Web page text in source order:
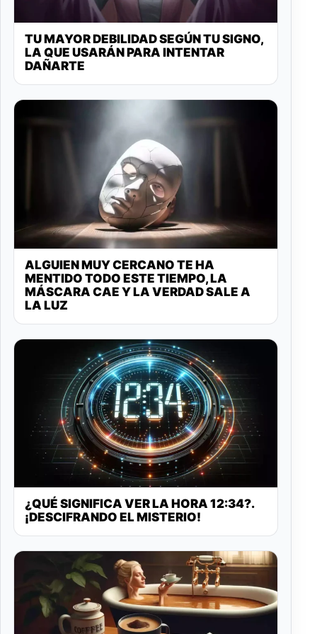
TU MAYOR DEBILIDAD SEGÚN TU SIGNO,
LA QUE USARÁN PARA INTENTAR
DAÑARTE
ALGUIEN MUY CERCANO TE HA
MENTIDO TODO ESTE TIEMPO, LA
MÁSCARA CAE Y LA VERDAD SALE A
LA LUZ
¿QUÉ SIGNIFICA VER LA HORA 12:34?.
¡DESCIFRANDO EL MISTERIO!